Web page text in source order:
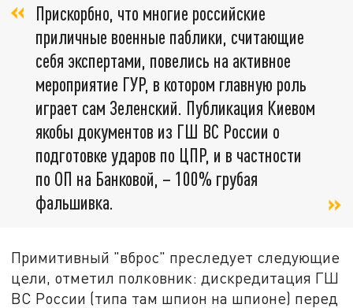
Прискорбно, что многие российские
приличные военные паблики, считающие
себя экспертами, повелись на активное
мероприятие ГУР, в котором главную роль
играет сам Зеленский. Публикация Киевом
якобы документов из ГШ ВС России о
подготовке ударов по ЦПР, и в частности
по ОП на Банковой, – 100% грубая
фальшивка.
Примитивный "вброс" преследует следующие
цели, отметил полковник: дискредитация ГШ
ВС России (типа там шпион на шпионе) перед